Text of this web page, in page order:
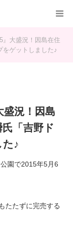
』大盛況！因島在住
ゲットしました♪
盛況！因島
「吉野ド
♪
園で2015年5月6
たたずに完売する